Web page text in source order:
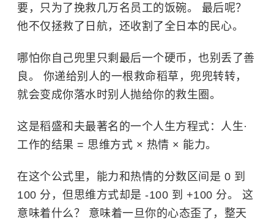
要，只为了挽救几万名员工的饭碗。 最后呢？
他不仅拯救了日航，还收割了全日本的民心。
哪怕你自己兜里只剩最后一个硬币，也别丢了善
良。 你递给别人的一根救命稻草，兜兜转转，
就会变成你落水时别人抛给你的救生圈。
这是稻盛和夫最著名的一个人生方程式：人生·
工作的结果 = 思维方式 × 热情 × 能力。
在这个公式里，能力和热情的分数区间是 0 到
100 分，但思维方式却是 -100 到 +100 分。 这
意味着什么？ 意味着一旦你的心态歪了，整天